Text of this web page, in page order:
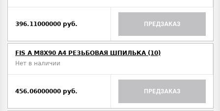
396.11000000 руб. ПРЕДЗАКАЗ
FIS A M8Х90 A4 РЕЗЬБОВАЯ ШПИЛЬКА (10)
Нет в наличии
456.06000000 руб. ПРЕДЗАКАЗ